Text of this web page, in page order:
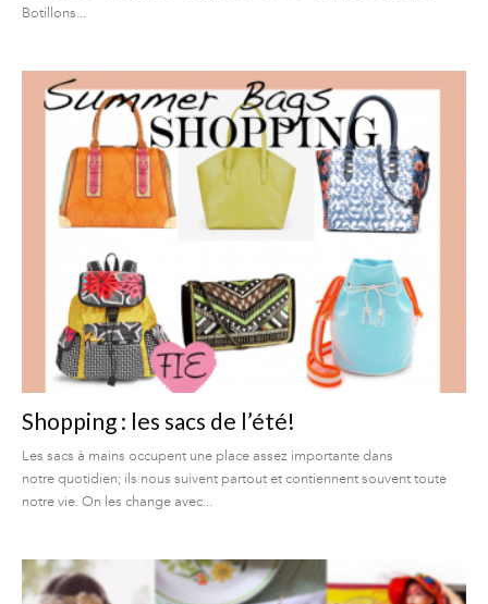
Botillons...
Shopping : les sacs de l’été!
Les sacs à mains occupent une place assez importante dans
notre quotidien; ils nous suivent partout et contiennent souvent toute
notre vie. On les change avec...